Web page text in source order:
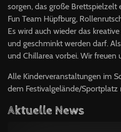
sorgen, das große Brettspielzelt
Fun Team Hüpfburg,
Es wird auch wieder das
und geschminkt werden darf.
und Chillarea vorbei. Wir freuen
Alle Kinderveranstaltungen im
dem Festivalgelände/Sportplatz
Aktuelle News